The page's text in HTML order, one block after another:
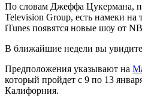
По словам Джеффа Цукермана,
Television Group, есть намеки
iTunes появятся новые шоу от
В ближайшие недели вы
Предположения указывают на
который пройдет с 9 по 13
Калифорния.